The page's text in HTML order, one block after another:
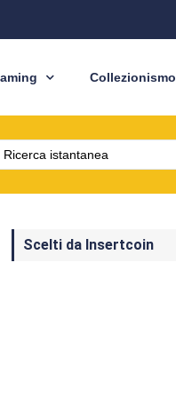
Collezionismo
Scelti da Insertcoin